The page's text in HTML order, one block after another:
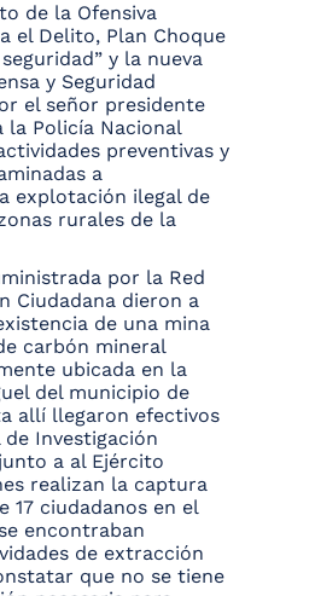
de la Ofensiva
el Delito, Plan Choque
y la nueva
y Seguridad
el señor presidente
la Policía Nacional
preventivas y
a
explotación ilegal de
rurales de la
por la Red
Ciudadana dieron a
de una mina
carbón mineral
ubicada en la
del municipio de
allí llegaron efectivos
Investigación
a al Ejército
realizan la captura
17 ciudadanos en el
encontraban
de extracción
que no se tiene